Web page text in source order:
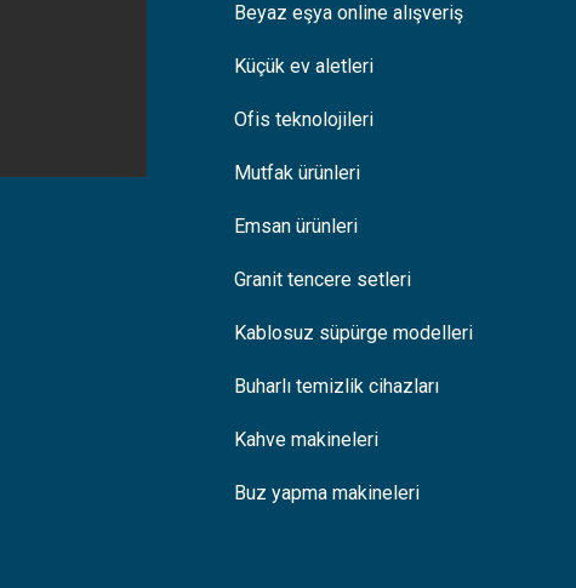
Beyaz eşya online alışveriş
Küçük ev aletleri
Ofis teknolojileri
Mutfak ürünleri
Emsan ürünleri
Granit tencere setleri
Kablosuz süpürge modelleri
Buharlı temizlik cihazları
Kahve makineleri
Buz yapma makineleri